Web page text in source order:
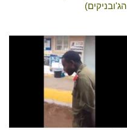
הג'ובניקים)